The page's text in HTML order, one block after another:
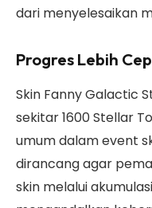
dari menyelesaikan
Progres Lebih
Skin Fanny Galactic
sekitar 1600 Stellar
umum dalam event
dirancang agar
skin melalui